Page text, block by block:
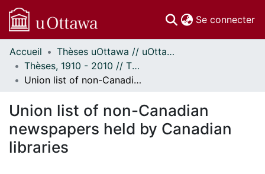
Se connecter
Communautés
et collections
Parcourir
À propos
Accueil
Thèses uOttawa // uOttawa Theses
Thèses, 1910 - 2010 // Theses, 1910 - 2010
Union list of non-Canadian newspapers held by Canadian libraries
Union list of non-Canadian
newspapers held by Canadian
libraries